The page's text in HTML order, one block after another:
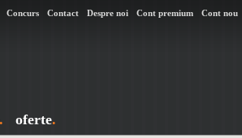
Concurs Contact Despre noi Cont premium Cont nou
. oferte.